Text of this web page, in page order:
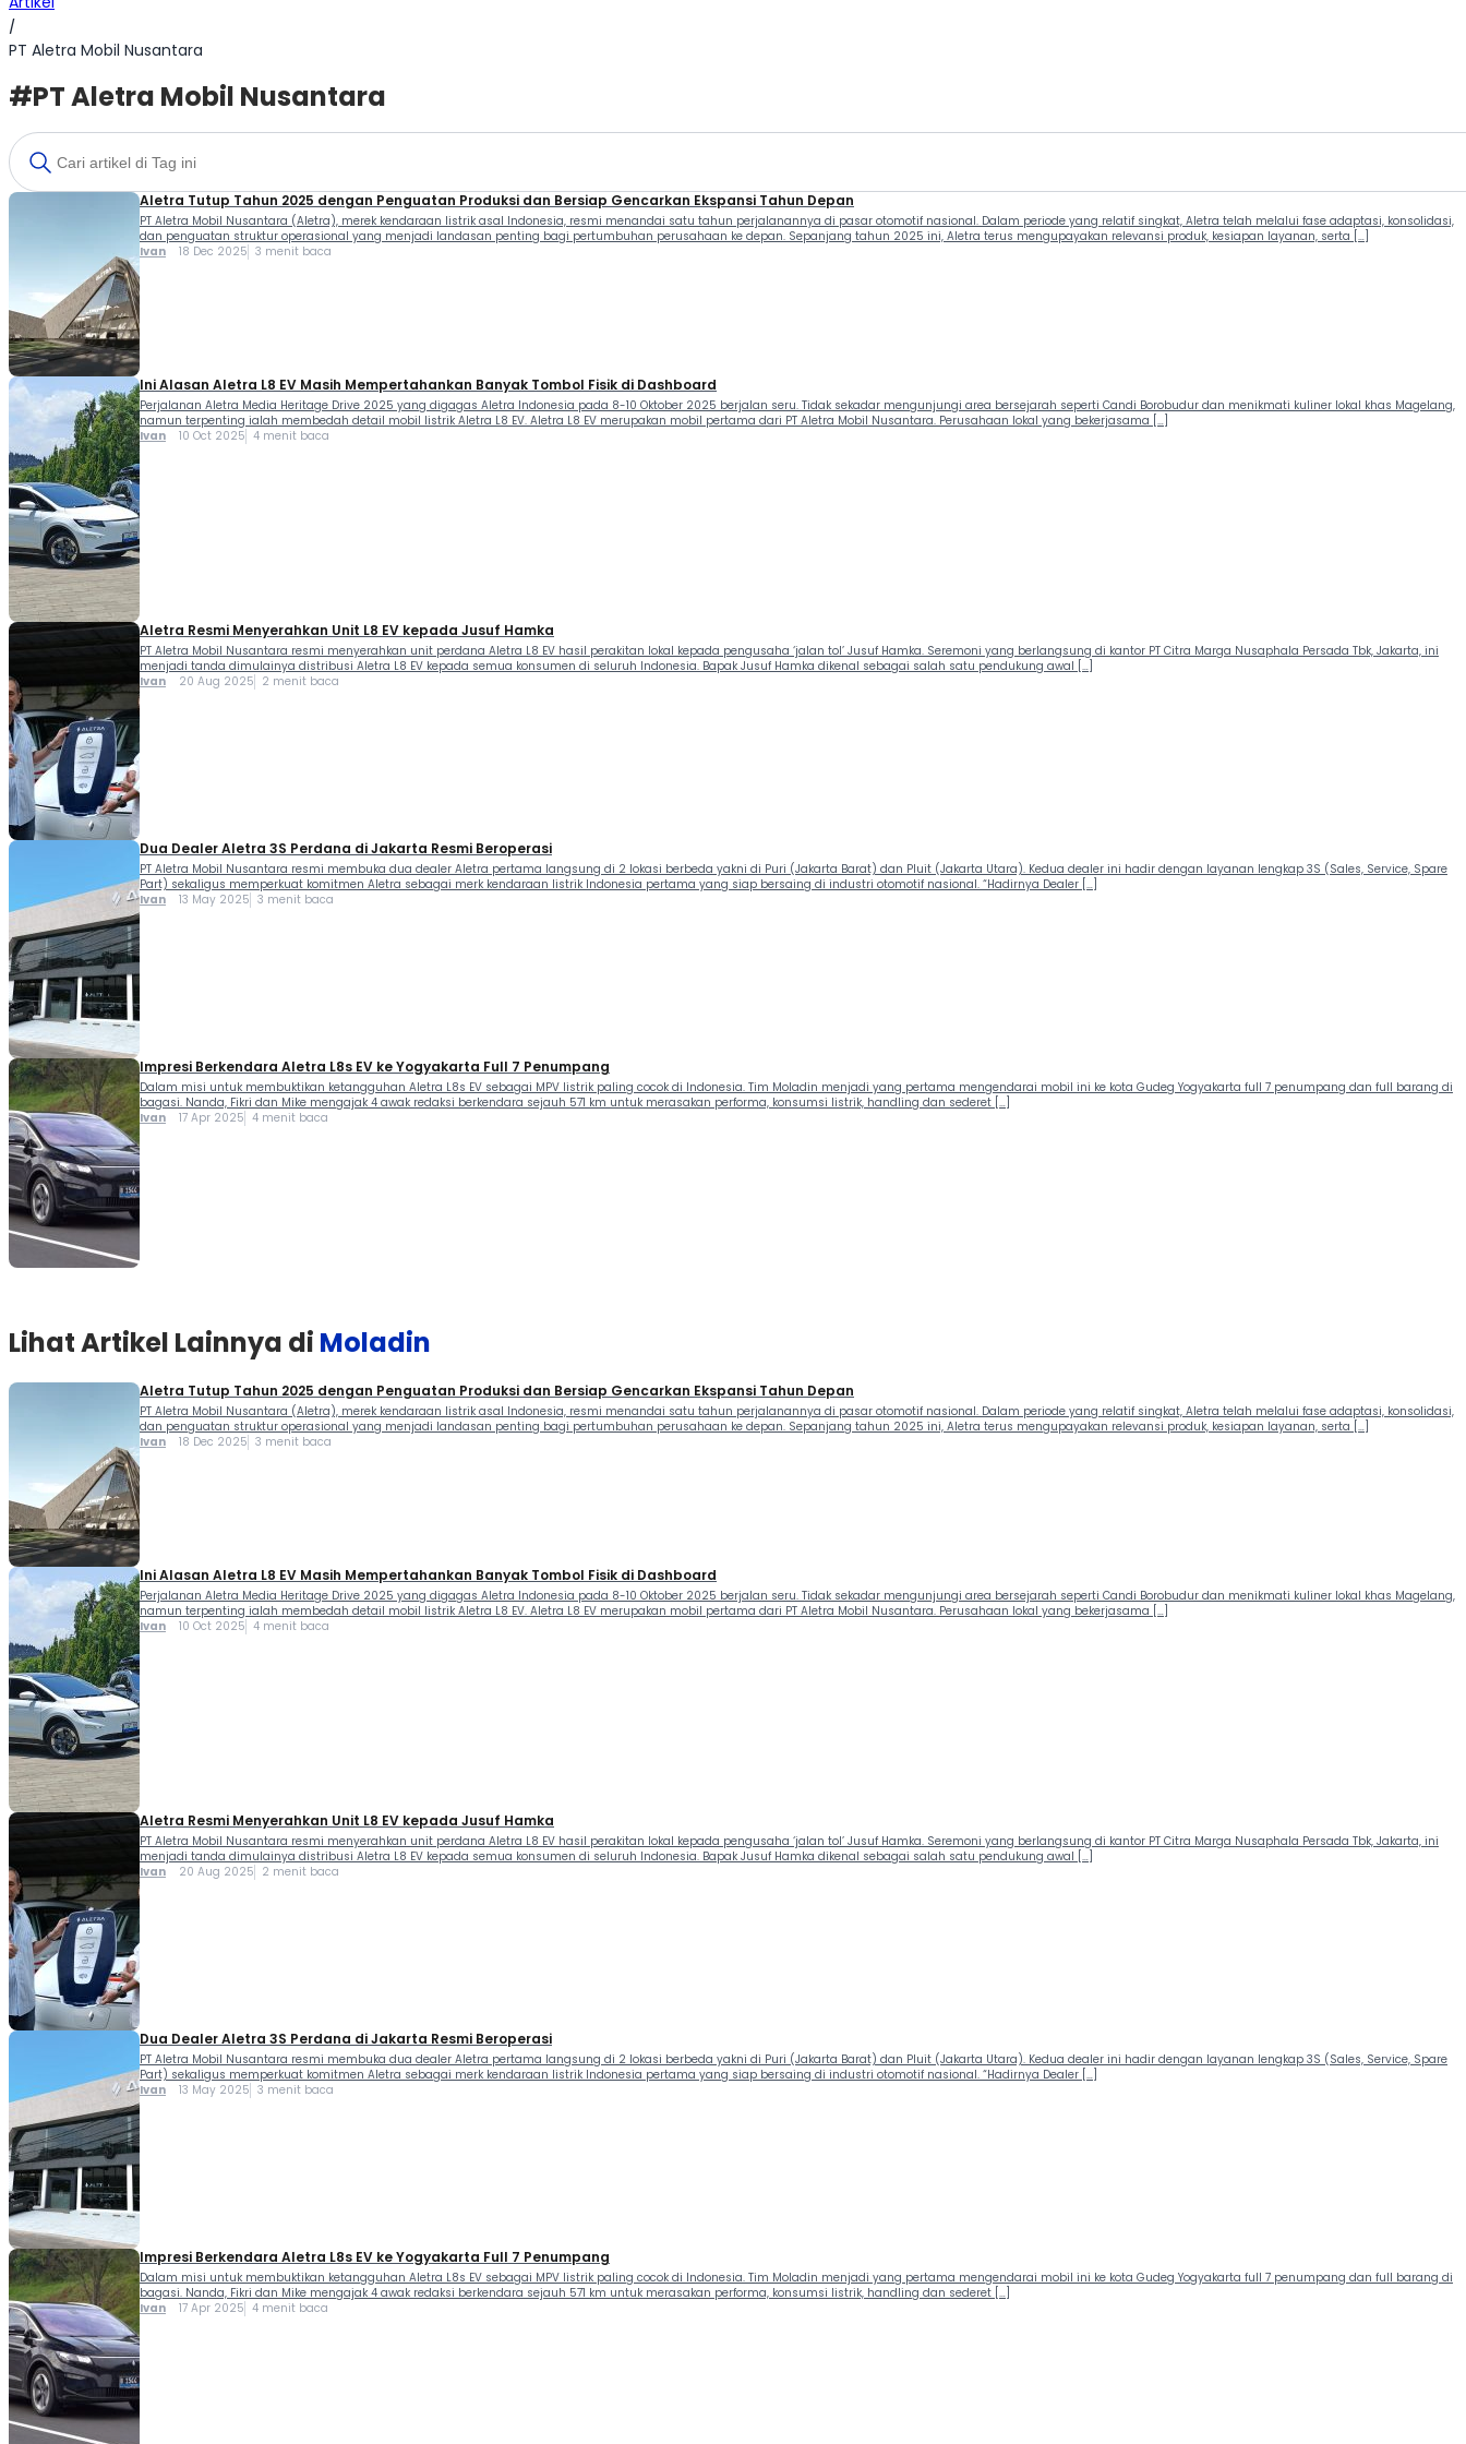
/
PT Aletra Mobil Nusantara
#PT Aletra Mobil Nusantara
Aletra Tutup Tahun 2025 dengan Penguatan Produksi dan Bersiap Gencarkan Ekspansi Tahun Depan
PT Aletra Mobil Nusantara (Aletra), merek kendaraan listrik asal Indonesia, resmi menandai satu tahun perjalanannya di pasar otomotif nasional. Dalam periode yang relatif singkat, Aletra telah melalui fase adaptasi, konsolidasi,
dan penguatan struktur operasional yang menjadi landasan penting bagi pertumbuhan perusahaan ke depan. Sepanjang tahun 2025 ini, Aletra terus mengupayakan relevansi produk, kesiapan layanan, serta […]
Ivan 18 Dec 2025 3 menit baca
Ini Alasan Aletra L8 EV Masih Mempertahankan Banyak Tombol Fisik di Dashboard
Perjalanan Aletra Media Heritage Drive 2025 yang digagas Aletra Indonesia pada 8-10 Oktober 2025 berjalan seru. Tidak sekadar mengunjungi area bersejarah seperti Candi Borobudur dan menikmati kuliner lokal khas Magelang,
namun terpenting ialah membedah detail mobil listrik Aletra L8 EV. Aletra L8 EV merupakan mobil pertama dari PT Aletra Mobil Nusantara. Perusahaan lokal yang bekerjasama […]
Ivan 10 Oct 2025 4 menit baca
Aletra Resmi Menyerahkan Unit L8 EV kepada Jusuf Hamka
PT Aletra Mobil Nusantara resmi menyerahkan unit perdana Aletra L8 EV hasil perakitan lokal kepada pengusaha ‘jalan tol’ Jusuf Hamka. Seremoni yang berlangsung di kantor PT Citra Marga Nusaphala Persada Tbk, Jakarta, ini
menjadi tanda dimulainya distribusi Aletra L8 EV kepada semua konsumen di seluruh Indonesia. Bapak Jusuf Hamka dikenal sebagai salah satu pendukung awal […]
Ivan 20 Aug 2025 2 menit baca
Dua Dealer Aletra 3S Perdana di Jakarta Resmi Beroperasi
PT Aletra Mobil Nusantara resmi membuka dua dealer Aletra pertama langsung di 2 lokasi berbeda yakni di Puri (Jakarta Barat) dan Pluit (Jakarta Utara). Kedua dealer ini hadir dengan layanan lengkap 3S (Sales, Service, Spare
Part) sekaligus memperkuat komitmen Aletra sebagai merk kendaraan listrik Indonesia pertama yang siap bersaing di industri otomotif nasional. “Hadirnya Dealer […]
Ivan 13 May 2025 3 menit baca
Impresi Berkendara Aletra L8s EV ke Yogyakarta Full 7 Penumpang
Dalam misi untuk membuktikan ketangguhan Aletra L8s EV sebagai MPV listrik paling cocok di Indonesia. Tim Moladin menjadi yang pertama mengendarai mobil ini ke kota Gudeg Yogyakarta full 7 penumpang dan full barang di
bagasi. Nanda, Fikri dan Mike mengajak 4 awak redaksi berkendara sejauh 571 km untuk merasakan performa, konsumsi listrik, handling dan sederet […]
Ivan 17 Apr 2025 4 menit baca
Lihat Artikel Lainnya di Moladin
Aletra Tutup Tahun 2025 dengan Penguatan Produksi dan Bersiap Gencarkan Ekspansi Tahun Depan
PT Aletra Mobil Nusantara (Aletra), merek kendaraan listrik asal Indonesia, resmi menandai satu tahun perjalanannya di pasar otomotif nasional. Dalam periode yang relatif singkat, Aletra telah melalui fase adaptasi, konsolidasi,
dan penguatan struktur operasional yang menjadi landasan penting bagi pertumbuhan perusahaan ke depan. Sepanjang tahun 2025 ini, Aletra terus mengupayakan relevansi produk, kesiapan layanan, serta […]
Ivan 18 Dec 2025 3 menit baca
Ini Alasan Aletra L8 EV Masih Mempertahankan Banyak Tombol Fisik di Dashboard
Perjalanan Aletra Media Heritage Drive 2025 yang digagas Aletra Indonesia pada 8-10 Oktober 2025 berjalan seru. Tidak sekadar mengunjungi area bersejarah seperti Candi Borobudur dan menikmati kuliner lokal khas Magelang,
namun terpenting ialah membedah detail mobil listrik Aletra L8 EV. Aletra L8 EV merupakan mobil pertama dari PT Aletra Mobil Nusantara. Perusahaan lokal yang bekerjasama […]
Ivan 10 Oct 2025 4 menit baca
Aletra Resmi Menyerahkan Unit L8 EV kepada Jusuf Hamka
PT Aletra Mobil Nusantara resmi menyerahkan unit perdana Aletra L8 EV hasil perakitan lokal kepada pengusaha ‘jalan tol’ Jusuf Hamka. Seremoni yang berlangsung di kantor PT Citra Marga Nusaphala Persada Tbk, Jakarta, ini
menjadi tanda dimulainya distribusi Aletra L8 EV kepada semua konsumen di seluruh Indonesia. Bapak Jusuf Hamka dikenal sebagai salah satu pendukung awal […]
Ivan 20 Aug 2025 2 menit baca
Dua Dealer Aletra 3S Perdana di Jakarta Resmi Beroperasi
PT Aletra Mobil Nusantara resmi membuka dua dealer Aletra pertama langsung di 2 lokasi berbeda yakni di Puri (Jakarta Barat) dan Pluit (Jakarta Utara). Kedua dealer ini hadir dengan layanan lengkap 3S (Sales, Service, Spare
Part) sekaligus memperkuat komitmen Aletra sebagai merk kendaraan listrik Indonesia pertama yang siap bersaing di industri otomotif nasional. “Hadirnya Dealer […]
Ivan 13 May 2025 3 menit baca
Impresi Berkendara Aletra L8s EV ke Yogyakarta Full 7 Penumpang
Dalam misi untuk membuktikan ketangguhan Aletra L8s EV sebagai MPV listrik paling cocok di Indonesia. Tim Moladin menjadi yang pertama mengendarai mobil ini ke kota Gudeg Yogyakarta full 7 penumpang dan full barang di
bagasi. Nanda, Fikri dan Mike mengajak 4 awak redaksi berkendara sejauh 571 km untuk merasakan performa, konsumsi listrik, handling dan sederet […]
Ivan 17 Apr 2025 4 menit baca